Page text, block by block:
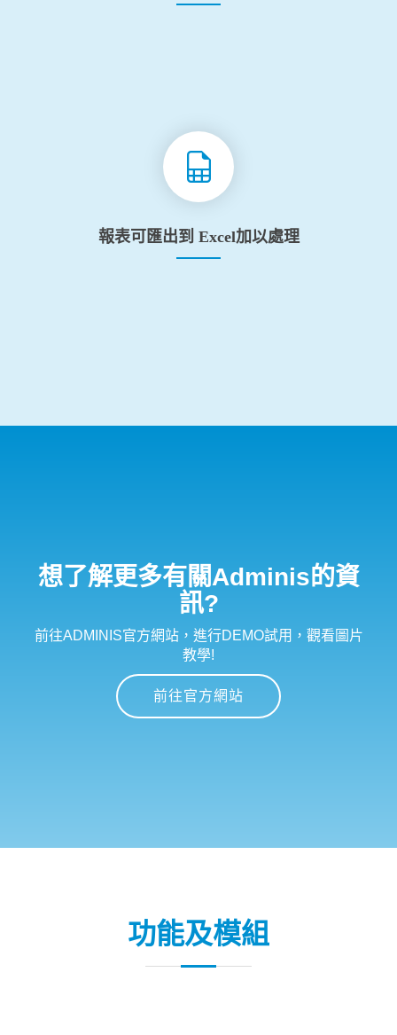
報表可匯出到 Excel加以處理
想了解更多有關Adminis的資
訊?
前往ADMINIS官方網站，進行DEMO試用，觀看圖片
教學!
前往官方網站
功能及模組